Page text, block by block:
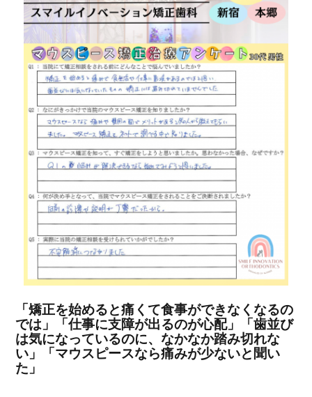
「矯正を始めると痛くて食事ができなくなるの
では」「仕事に支障が出るのが心配」「歯並び
は気になっているのに、なかなか踏み切れな
い」「マウスピースなら痛みが少ないと聞い
た」